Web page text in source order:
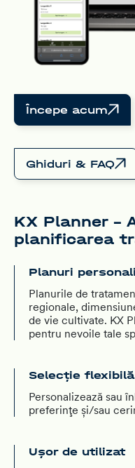
Începe acum
Ghiduri & FAQ
KX Planner –
planificarea
Planuri
Planurile de
regionale,
de vie cultivate. KX
pentru nevoile tale
Selecție
Personalizează sau
preferințe și/sau
Ușor de utilizat